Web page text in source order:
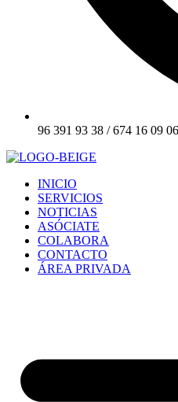
96 391 93 38 / 674 16 09 06
INICIO
SERVICIOS
NOTICIAS
ASÓCIATE
COLABORA
CONTACTO
ÁREA PRIVADA